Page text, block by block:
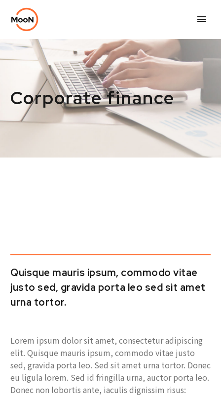
Corporate finance
Quisque mauris ipsum, commodo vitae
justo sed, gravida porta leo sed sit amet
urna tortor.
Lorem ipsum dolor sit amet, consectetur adipiscing
elit. Quisque mauris ipsum, commodo vitae justo
sed, gravida porta leo. Sed sit amet urna tortor. Donec
eu ligula lorem. Sed id fringilla urna, auctor porta leo.
Donec non lobortis ante, iaculis dignissim risus: